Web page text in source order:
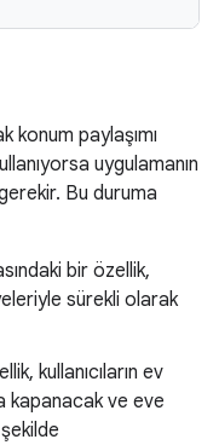
konum paylaşımı
uygulamanın
Bu duruma
bir özellik,
sürekli olarak
kullanıcıların ev
kapanacak ve eve